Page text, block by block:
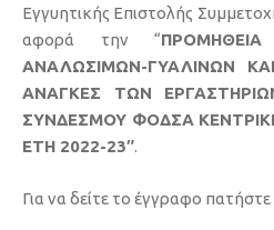
Εγγυητικής Επιστολής
αφορά την “
ΑΝΑΛΩΣΙΜΩΝ-ΓΥΑΛΙΝΩΝ
ΑΝΑΓΚΕΣ ΤΩΝ
ΣΥΝΔΕΣΜΟΥ ΦΟΔΣΑ
ΕΤΗ 2022-23″.
Για να δείτε το έγγραφο πατήστε